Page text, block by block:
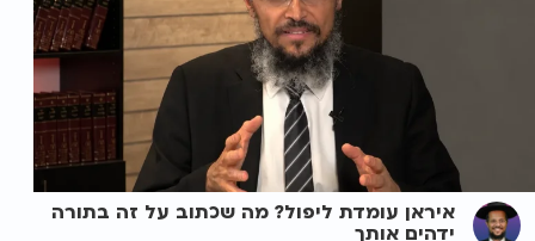
איראן עומדת ליפול? מה שכתוב על זה בתורה
ידהים אותך